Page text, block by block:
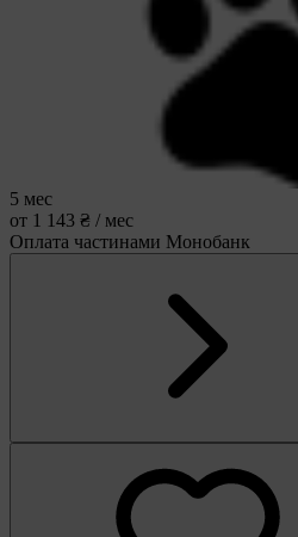
5 мес
от 1 143 ₴ / мес
Оплата частинами Монобанк